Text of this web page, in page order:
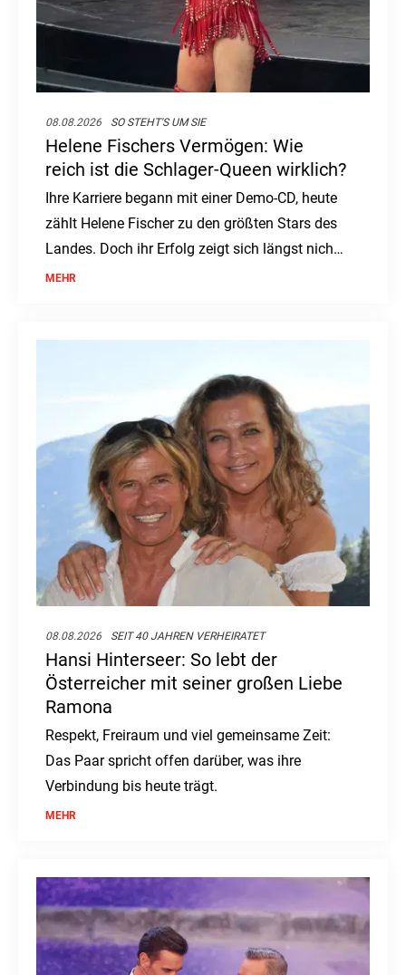
08.08.2026 SO STEHT'S UM SIE
Helene Fischers Vermögen: Wie
reich ist die Schlager-Queen wirklich?
Ihre Karriere begann mit einer Demo-CD, heute
zählt Helene Fischer zu den größten Stars des
Landes. Doch ihr Erfolg zeigt sich längst nicht
nur auf der Bühne.
MEHR
08.08.2026 SEIT 40 JAHREN VERHEIRATET
Hansi Hinterseer: So lebt der
Österreicher mit seiner großen Liebe
Ramona
Respekt, Freiraum und viel gemeinsame Zeit:
Das Paar spricht offen darüber, was ihre
Verbindung bis heute trägt.
MEHR